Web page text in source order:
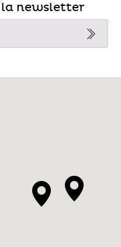
newsletter